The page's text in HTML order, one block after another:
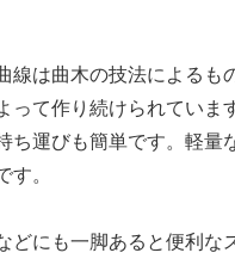
線は曲木の技法によるも
って作り続けられていま
ち運びも簡単です。軽量
。
どにも一脚あると便利な